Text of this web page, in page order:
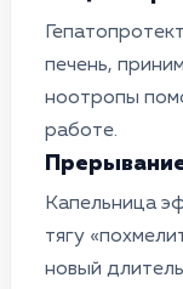
печень,
ноотропы
работе.
Капельница
тягу
новый